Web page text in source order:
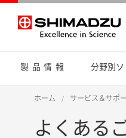
製品情報 分野別ソ
ホーム サービス＆サポ
よくある